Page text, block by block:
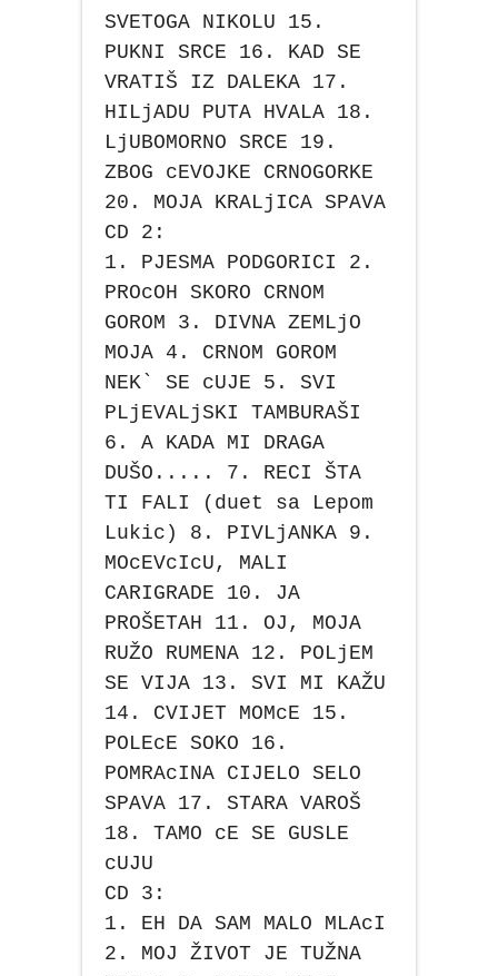
SVETOGA NIKOLU 15.
PUKNI SRCE 16. KAD SE
VRATIŠ IZ DALEKA 17.
HILjADU PUTA HVALA 18.
LjUBOMORNO SRCE 19.
ZBOG cEVOJKE CRNOGORKE
20. MOJA KRALjICA SPAVA
CD 2:
1. PJESMA PODGORICI 2.
PROcOH SKORO CRNOM
GOROM 3. DIVNA ZEMLjO
MOJA 4. CRNOM GOROM
NEK` SE cUJE 5. SVI
PLjEVALjSKI TAMBURAŠI
6. A KADA MI DRAGA
DUŠO..... 7. RECI ŠTA
TI FALI (duet sa Lepom
Lukic) 8. PIVLjANKA 9.
MOcEVcIcU, MALI
CARIGRADE 10. JA
PROŠETAH 11. OJ, MOJA
RUŽO RUMENA 12. POLjEM
SE VIJA 13. SVI MI KAŽU
14. CVIJET MOMcE 15.
POLEcE SOKO 16.
POMRAcINA CIJELO SELO
SPAVA 17. STARA VAROŠ
18. TAMO cE SE GUSLE
cUJU
CD 3:
1. EH DA SAM MALO MLAcI
2. MOJ ŽIVOT JE TUŽNA